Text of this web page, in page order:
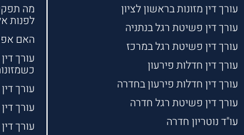
עורך דין מזונות בראשון לציון
עורך דין פשיטת רגל בנתניה
עורך דין פשיטת רגל במרכז
עורך דין חדלות פירעון
עורך דין חדלות פירעון בחדרה
עורך דין פשיטת רגל חדרה
עו"ד נוטריון חדרה
מה
לפנות
האם
עורך
עורך
עורך
עורך